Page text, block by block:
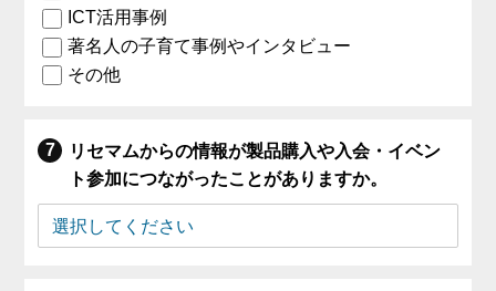
ICT活用事例
著名人の子育て事例やインタビュー
その他
リセマムからの情報が製品購入や入会・イベン
ト参加につながったことがありますか。